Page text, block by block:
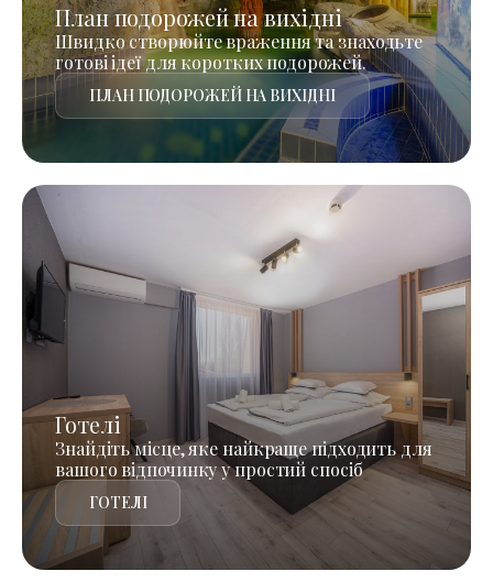
План подорожей на вихідні
Швидко створюйте враження та знаходьте
готові ідеї для коротких подорожей.
ПЛАН ПОДОРОЖЕЙ НА ВИХІДНІ
Готелі
Знайдіть місце, яке найкраще підходить для
вашого відпочинку у простий спосіб
ГОТЕЛІ